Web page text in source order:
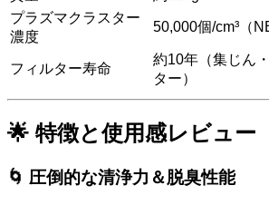
プラズマクラスター
濃度
50,000個/cm³（
フィルター寿命
約10年（集じん
ター）
🌟 特徴と使用感レビュー
🌀 圧倒的な清浄力＆脱臭性能